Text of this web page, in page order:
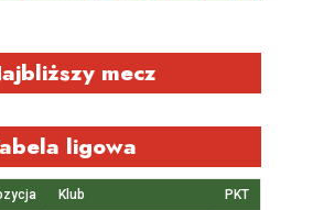
mecz
ligowa
Klub PKT